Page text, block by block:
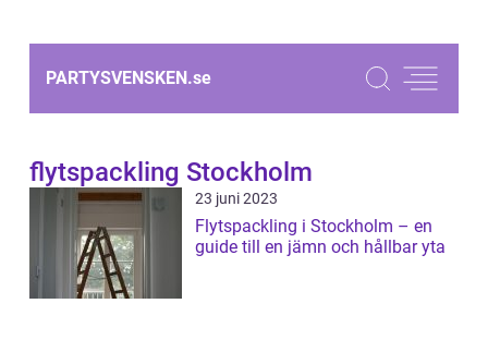
PARTYSVENSKEN.se
flytspackling Stockholm
23 juni 2023
Flytspackling i Stockholm – en
guide till en jämn och hållbar yta